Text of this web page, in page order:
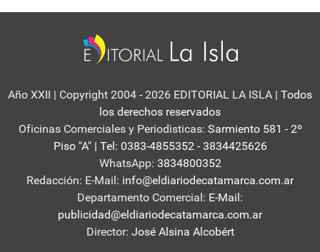
Año XXII | Copyright 2004 - 2026 EDITORIAL LA ISLA | Todos
los derechos reservados
Oficinas Comerciales y Periodisticas: Sarmiento 581 - 2º
Piso "A" | Tel: 0383-4855352 - 3834425626
WhatsApp: 3834800352
Redacción: E-Mail: info@eldiariodecatamarca.com.ar
Departamento Comercial: E-Mail:
publicidad@eldiariodecatamarca.com.ar
Director: José Alsina Alcobért